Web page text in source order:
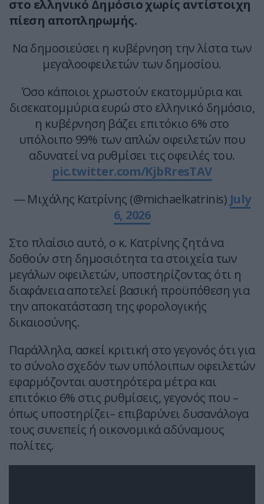
στο ελληνικό Δημόσιο χωρίς αντίστοιχη
πίεση αποπληρωμής.
Να δημοσιεύσει η κυβέρνηση την λίστα των
μεγαλοοφειλετών των δημοσίου.
Όσο κάποιοι χρωστούν εκατομμύρια και
δισεκατομμύρια ευρώ στο ελληνικό δημόσιο,
η κυβέρνηση βάζει επιτόκιο 6% στο
υπόλοιπο 99% των απλών οφειλετών που
αδυνατεί να ρυθμίσει τις οφειλές του.
pic.twitter.com/KjbRresTAV
— Μιχάλης Κατρίνης (@michaelkatrinis) July
6, 2026
Στο πλαίσιο αυτό, ο κ. Κατρίνης ζητά να
δοθούν στη δημοσιότητα τα στοιχεία των
μεγάλων οφειλετών, υποστηρίζοντας ότι η
διαφάνεια αποτελεί βασική προϋπόθεση για
την αποκατάσταση της φορολογικής
δικαιοσύνης.
Παράλληλα, ασκεί κριτική στο γεγονός ότι για
το σύνολο σχεδόν των υπόλοιπων οφειλετών
εφαρμόζονται αυστηρότερα μέτρα και
επιτόκιο 6% στις ρυθμίσεις, γεγονός που –
όπως υποστηρίζει– επιβαρύνει δυσανάλογα
τους συνεπείς ή οικονομικά αδύναμους
πολίτες.